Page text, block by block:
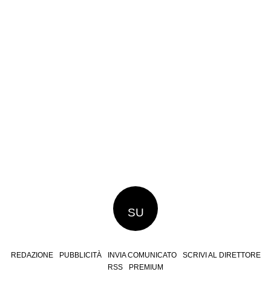
SU
REDAZIONE PUBBLICITÀ INVIA COMUNICATO
SCRIVI AL DIRETTORE
RSS
PREMIUM